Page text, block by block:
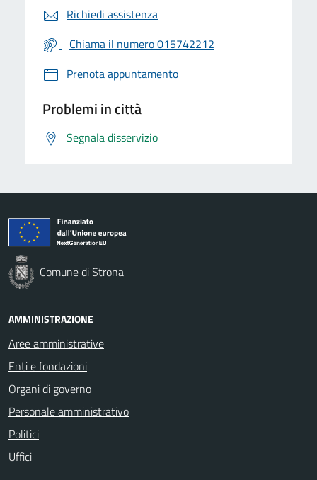
Richiedi assistenza
Chiama il numero 015742212
Prenota appuntamento
Problemi in città
Segnala disservizio
Comune di Strona
AMMINISTRAZIONE
Aree amministrative
Enti e fondazioni
Organi di governo
Personale amministrativo
Politici
Uffici